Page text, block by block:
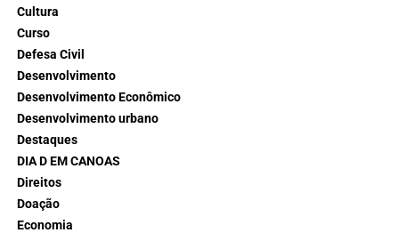
Cultura
Curso
Defesa Civil
Desenvolvimento
Desenvolvimento Econômico
Desenvolvimento urbano
Destaques
DIA D EM CANOAS
Direitos
Doação
Economia